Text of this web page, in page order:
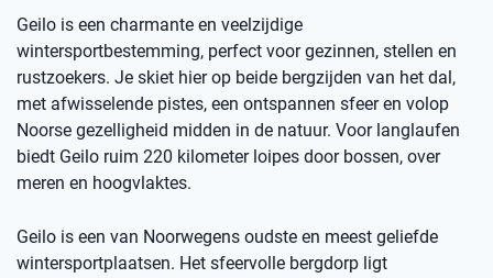
Geilo is een charmante en veelzijdige
wintersportbestemming, perfect voor gezinnen, stellen en
rustzoekers. Je skiet hier op beide bergzijden van het dal,
met afwisselende pistes, een ontspannen sfeer en volop
Noorse gezelligheid midden in de natuur. Voor langlaufen
biedt Geilo ruim 220 kilometer loipes door bossen, over
meren en hoogvlaktes.
Geilo is een van Noorwegens oudste en meest geliefde
wintersportplaatsen. Het sfeervolle bergdorp ligt